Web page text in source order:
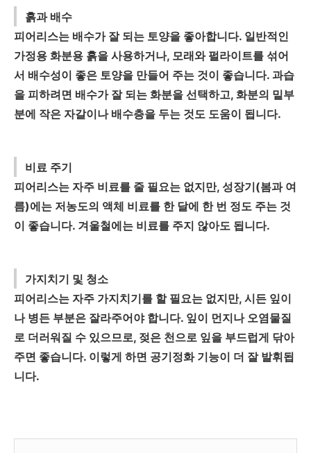
흙과 배수
피어리스는 배수가 잘 되는 토양을 좋아합니다. 일반적인
가정용 화분용 흙을 사용하거나, 모래와 펄라이트를 섞어
서 배수성이 좋은 토양을 만들어 주는 것이 좋습니다. 과습
을 피하려면 배수가 잘 되는 화분을 선택하고, 화분의 밑부
분에 작은 자갈이나 배수층을 두는 것도 도움이 됩니다.
비료 주기
피어리스는 자주 비료를 줄 필요는 없지만, 성장기(봄과 여
름)에는 저농도의 액체 비료를 한 달에 한 번 정도 주는 것
이 좋습니다. 겨울철에는 비료를 주지 않아도 됩니다.
가지치기 및 청소
피어리스는 자주 가지치기를 할 필요는 없지만, 시든 잎이
나 병든 부분은 잘라주어야 합니다. 잎이 먼지나 오염물질
로 더러워질 수 있으므로, 젖은 천으로 잎을 부드럽게 닦아
주면 좋습니다. 이렇게 하면 공기정화 기능이 더 잘 발휘됩
니다.